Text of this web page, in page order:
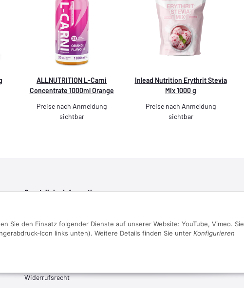
ALLNUTRITION L-Carni
Concentrate 1000ml Orange
Preise nach Anmeldung
sichtbar
Inlead Nutrition Erythrit Stevia
Mix 1000 g
Preise nach Anmeldung
sichtbar
Gesetzliche Informationen
AGB
Sitemap
Widerrufsrecht
Sie den Einsatz folgender Dienste auf unserer Website: YouTube, Vimeo. Sie
Icon links unten). Weitere Details finden Sie unter Konfigurieren